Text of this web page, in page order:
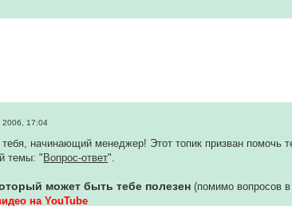
2006, 17:04
начинающий менеджер! Этот топик призван помочь
темы: "Вопрос-ответ".
может быть тебе полезен (помимо вопросов
на YouTube